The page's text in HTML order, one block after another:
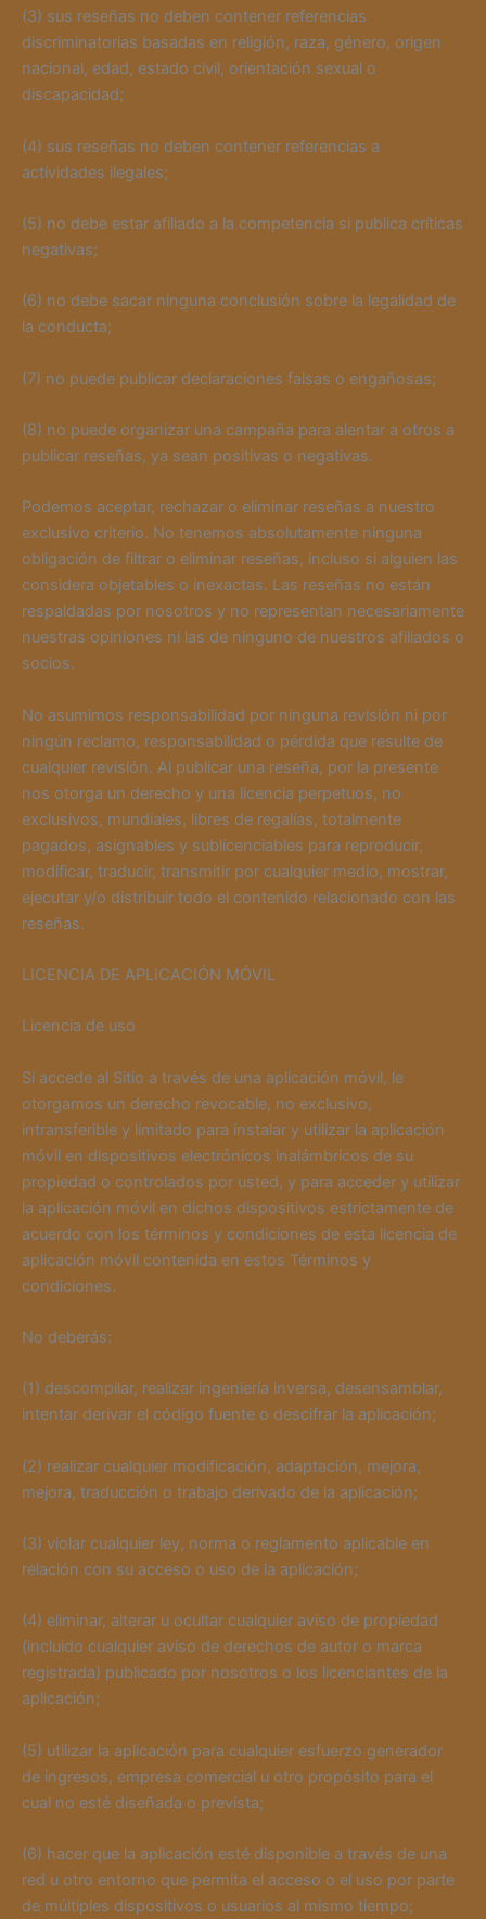
(3) sus reseñas no deben contener referencias
discriminatorias basadas en religión, raza, género, origen
nacional, edad, estado civil, orientación sexual o
discapacidad;
(4) sus reseñas no deben contener referencias a
actividades ilegales;
(5) no debe estar afiliado a la competencia si publica críticas
negativas;
(6) no debe sacar ninguna conclusión sobre la legalidad de
la conducta;
(7) no puede publicar declaraciones falsas o engañosas;
(8) no puede organizar una campaña para alentar a otros a
publicar reseñas, ya sean positivas o negativas.
Podemos aceptar, rechazar o eliminar reseñas a nuestro
exclusivo criterio. No tenemos absolutamente ninguna
obligación de filtrar o eliminar reseñas, incluso si alguien las
considera objetables o inexactas. Las reseñas no están
respaldadas por nosotros y no representan necesariamente
nuestras opiniones ni las de ninguno de nuestros afiliados o
socios.
No asumimos responsabilidad por ninguna revisión ni por
ningún reclamo, responsabilidad o pérdida que resulte de
cualquier revisión. Al publicar una reseña, por la presente
nos otorga un derecho y una licencia perpetuos, no
exclusivos, mundiales, libres de regalías, totalmente
pagados, asignables y sublicenciables para reproducir,
modificar, traducir, transmitir por cualquier medio, mostrar,
ejecutar y/o distribuir todo el contenido relacionado con las
reseñas.
LICENCIA DE APLICACIÓN MÓVIL
Licencia de uso
Si accede al Sitio a través de una aplicación móvil, le
otorgamos un derecho revocable, no exclusivo,
intransferible y limitado para instalar y utilizar la aplicación
móvil en dispositivos electrónicos inalámbricos de su
propiedad o controlados por usted, y para acceder y utilizar
la aplicación móvil en dichos dispositivos estrictamente de
acuerdo con los términos y condiciones de esta licencia de
aplicación móvil contenida en estos Términos y
condiciones.
No deberás:
(1) descompilar, realizar ingeniería inversa, desensamblar,
intentar derivar el código fuente o descifrar la aplicación;
(2) realizar cualquier modificación, adaptación, mejora,
mejora, traducción o trabajo derivado de la aplicación;
(3) violar cualquier ley, norma o reglamento aplicable en
relación con su acceso o uso de la aplicación;
(4) eliminar, alterar u ocultar cualquier aviso de propiedad
(incluido cualquier aviso de derechos de autor o marca
registrada) publicado por nosotros o los licenciantes de la
aplicación;
(5) utilizar la aplicación para cualquier esfuerzo generador
de ingresos, empresa comercial u otro propósito para el
cual no esté diseñada o prevista;
(6) hacer que la aplicación esté disponible a través de una
red u otro entorno que permita el acceso o el uso por parte
de múltiples dispositivos o usuarios al mismo tiempo;